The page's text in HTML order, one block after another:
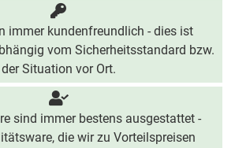
immer kundenfreundlich - dies ist
vom Sicherheitsstandard bzw.
der Situation vor Ort.
sind immer bestens ausgestattet -
die wir zu Vorteilspreisen